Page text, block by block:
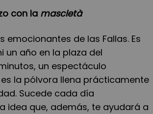
con la mascletà
de las Fallas. Es
un año en la plaza del
un espectáculo
la pólvora llena prácticamente
Sucede cada día
idea que, además, te ayudará a